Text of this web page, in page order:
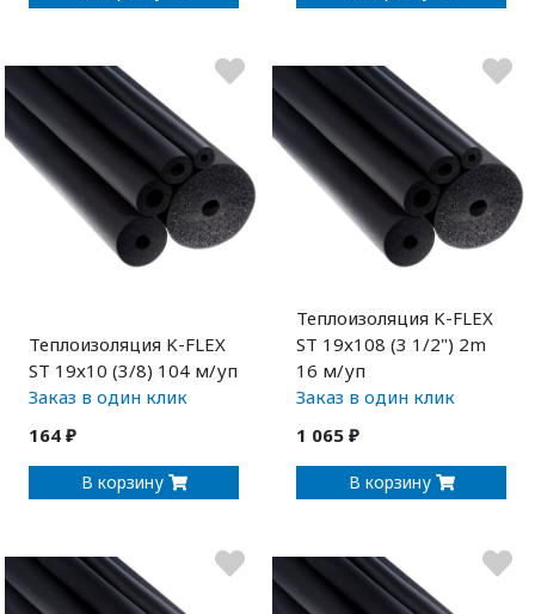
Теплоизоляция K-FLEX
ST 19x10 (3/8) 104 м/уп
Заказ в один клик
164 ₽
В корзину
Теплоизоляция K-FLEX
ST 19x108 (3 1/2") 2m
16 м/уп
Заказ в один клик
1 065 ₽
В корзину